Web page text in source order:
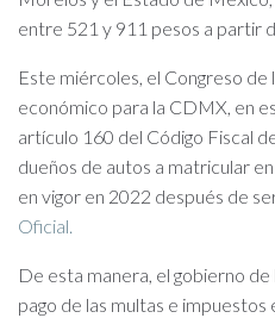
entre 521 y 911 pesos a partir
Este miércoles, el Congreso
económico para la CDMX, en
artículo 160 del Código Fiscal
dueños de autos a matricular
en vigor en 2022 después de
Oficial.
De esta manera, el gobierno
pago de las multas e